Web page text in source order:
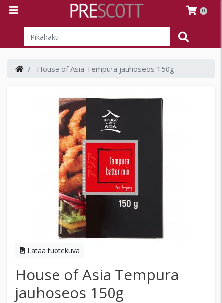
0
House of Asia Tempura jauhoseos 150g
Lataa tuotekuva
House of Asia Tempura
jauhoseos 150g